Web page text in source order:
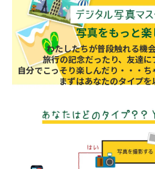
写真をもっと楽
わたしたちが普段触れる機
旅行の記念だったり、友達
自分でこっそり楽しんだり・・・
まずはあなたのタイプ